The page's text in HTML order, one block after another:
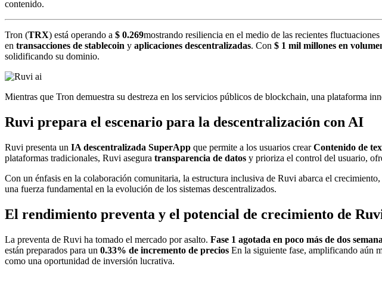
contenido.
Tron (TRX) está operando a $ 0.269mostrando resiliencia en el medio de las recientes
en transacciones de stablecoin y aplicaciones descentralizadas. Con $ 1 mil millones en
solidificando su dominio.
Mientras que Tron demuestra su destreza en los servicios públicos de blockchain, una plataforma
Ruvi prepara el escenario para la descentralización con AI
Ruvi presenta un IA descentralizada SuperApp que permite a los usuarios crearContenido de
plataformas tradicionales, Ruvi asegura transparencia de datos y prioriza el control del usuario,
Con un énfasis en la colaboración comunitaria, la estructura inclusiva de Ruvi abarca el
una fuerza fundamental en la evolución de los sistemas descentralizados.
El rendimiento preventa y el potencial de crecimiento de
La preventa de Ruvi ha tomado el mercado por asalto. Fase 1 agotada en poco más de dos
están preparados para un 0.33% de incremento de precios En la siguiente fase, amplificando aún
como una oportunidad de inversión lucrativa.